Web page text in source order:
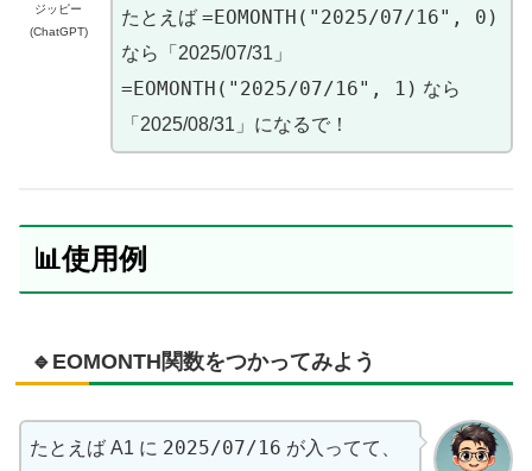
ジッピー
(ChatGPT)
たとえば =EOMONTH("2025/07/16", 0)
なら「2025/07/31」
=EOMONTH("2025/07/16", 1) なら
「2025/08/31」になるで！
📊使用例
🔹EOMONTH関数をつかってみよう
たとえば A1 に 2025/07/16 が入ってて、